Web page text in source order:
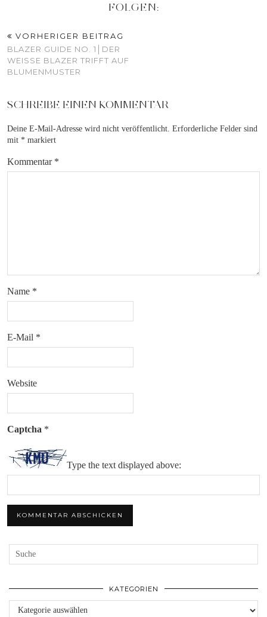
FOLGEN:
VORHERIGER BEITRAG
BLAZER GUIDE NO. 1│DER
WEISSE BLAZER TRIFFT AUF B
LUMENMUSTER
SCHREIBE EINEN KOMMENTAR
Deine E-Mail-Adresse wird nicht veröffentlicht. Erforderliche Felder sind
mit * markiert
Kommentar *
Name *
E-Mail *
Website
Captcha *
Type the text displayed above:
KATEGORIEN
Kategorien